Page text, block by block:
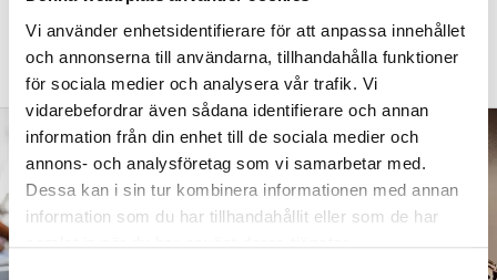
Vi använder enhetsidentifierare för att anpassa innehållet
och annonserna till användarna, tillhandahålla funktioner
för sociala medier och analysera vår trafik. Vi
vidarebefordrar även sådana identifierare och annan
information från din enhet till de sociala medier och
annons- och analysföretag som vi samarbetar med.
Dessa kan i sin tur kombinera informationen med annan
information som du har tillhandahållit eller som de har
samlat in när du har använt deras tjänster.
anpassas till skolan”.